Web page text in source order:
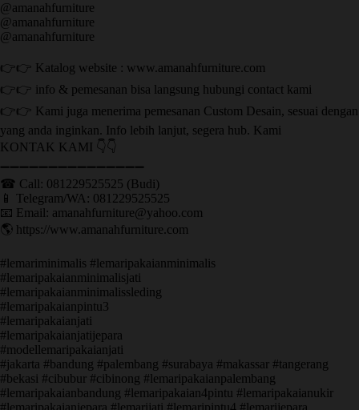
@amanahfurniture
@amanahfurniture
@amanahfurniture
👉👉 Katalog website : www.amanahfurniture.com
👉👉 info & pemesanan bisa langsung hubungi contact kami
👉👉 Kami juga menerima pemesanan Custom Desain, sesuai dengan
yang anda inginkan. Info lebih lanjut, segera hub. Kami
KONTAK KAMI 👇👇
➖➖➖➖➖➖➖➖➖➖➖➖➖➖➖ ㅤ
☎ Call: 081229525525 (Budi)
📱 Telegram/WA: 081229525525
📧 Email: amanahfurniture@yahoo.com
🌎 https://www.amanahfurniture.com
#lemariminimalis #lemaripakaianminimalis
#lemaripakaianminimalisjati
#lemaripakaianminimalissleding
#lemaripakaianpintu3
#lemaripakaianjati
#lemaripakaianjatijepara
#modellemaripakaianjati
#jakarta #bandung #palembang #surabaya #makassar #tangerang
#bekasi #cibubur #cibinong #lemaripakaianpalembang
#lemaripakaianbandung #lemaripakaian4pintu #lemaripakaianukir